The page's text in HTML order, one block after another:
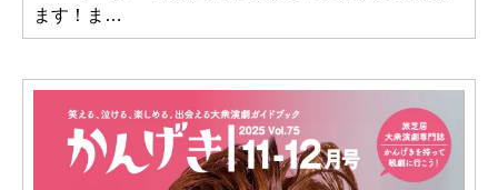
ます！ま…